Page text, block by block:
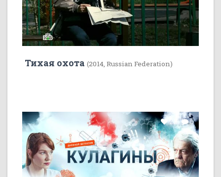
Тихая охота (2014, Russian Federation)
22 5